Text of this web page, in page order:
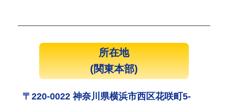
所在地
(関東本部)
〒220-0022 神奈川県横浜市西区花咲町5-